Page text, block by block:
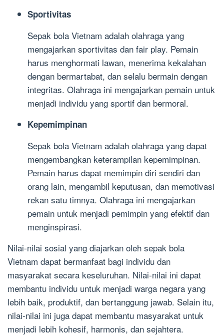
Sportivitas
Sepak bola Vietnam adalah olahraga yang
mengajarkan sportivitas dan fair play. Pemain
harus menghormati lawan, menerima kekalahan
dengan bermartabat, dan selalu bermain dengan
integritas. Olahraga ini mengajarkan pemain untuk
menjadi individu yang sportif dan bermoral.
Kepemimpinan
Sepak bola Vietnam adalah olahraga yang dapat
mengembangkan keterampilan kepemimpinan.
Pemain harus dapat memimpin diri sendiri dan
orang lain, mengambil keputusan, dan memotivasi
rekan satu timnya. Olahraga ini mengajarkan
pemain untuk menjadi pemimpin yang efektif dan
menginspirasi.
Nilai-nilai sosial yang diajarkan oleh sepak bola
Vietnam dapat bermanfaat bagi individu dan
masyarakat secara keseluruhan. Nilai-nilai ini dapat
membantu individu untuk menjadi warga negara yang
lebih baik, produktif, dan bertanggung jawab. Selain itu,
nilai-nilai ini juga dapat membantu masyarakat untuk
menjadi lebih kohesif, harmonis, dan sejahtera.